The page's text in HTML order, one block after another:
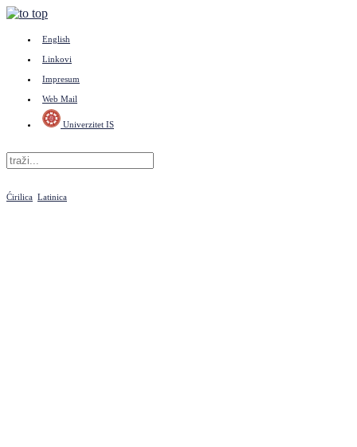
English
Linkovi
Impresum
Web Mail
Univerzitet IS
Ćirilica Latinica